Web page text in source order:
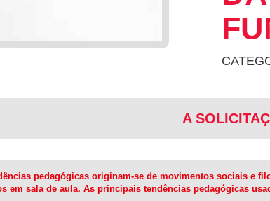
A
pedagógicas originam-se de movimentos sociais e
em sala de aula. As principais tendências pedagógicas